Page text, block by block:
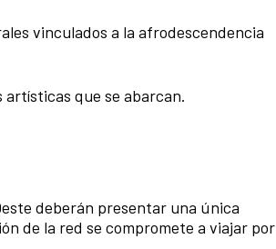
vinculados a la afrodescendencia
artísticas que se abarcan.
deberán presentar una única
de la red se compromete a viajar por